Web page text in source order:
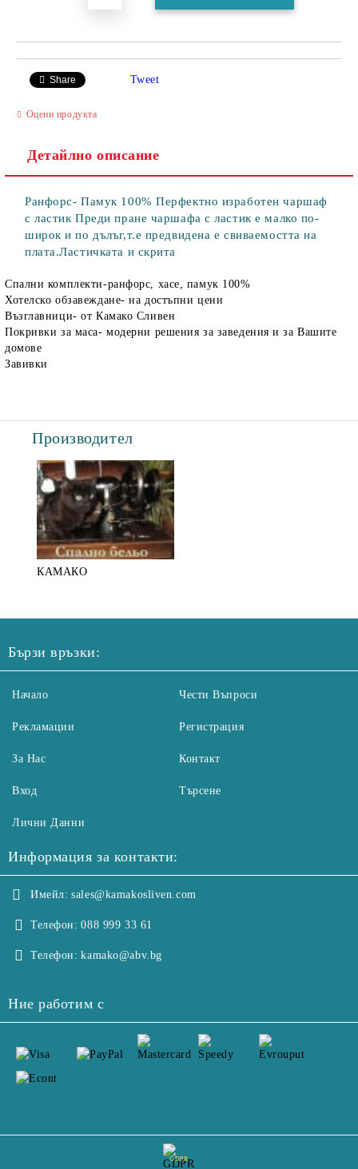
Share Tweet
Оцени продукта
Детайлно описание
Ранфорс- Памук 100% Перфектно изработен чаршаф
с ластик Преди пране чаршафа с ластик е малко по-
широк и по дълъг,т.е предвидена е свиваемостта на
плата.Ластичката и скрита
Спални комплекти-ранфорс, хасе, памук 100%
Хотелско обзавеждане- на достъпни цени
Възглавници- от Камако Сливен
Покривки за маса- модерни решения за заведения и за Вашите
домове
Завивки
Производител
КАМАКО
Бързи връзки:
Начало
Рекламации
За Нас
Вход
Чести Въпроси
Регистрация
Контакт
Търсене
Лични Данни
Информация за контакти:
Имейл: sales@kamakosliven.com
Телефон: 088 999 33 61
Телефон: kamako@abv.bg
Ние работим с
GDPR